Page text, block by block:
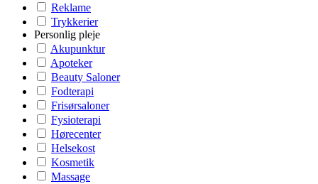
Reklame
Trykkerier
Personlig pleje
Akupunktur
Apoteker
Beauty Saloner
Fodterapi
Frisørsaloner
Fysioterapi
Hørecenter
Helsekost
Kosmetik
Massage